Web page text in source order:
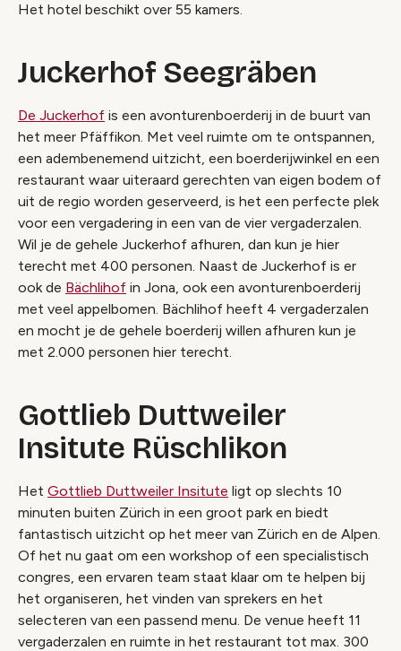
Het hotel beschikt over 55 kamers.
Juckerhof Seegräben
De Juckerhof is een avonturenboerderij in de buurt van
het meer Pfäffikon. Met veel ruimte om te ontspannen,
een adembenemend uitzicht, een boerderijwinkel en een
restaurant waar uiteraard gerechten van eigen bodem of
uit de regio worden geserveerd, is het een perfecte plek
voor een vergadering in een van de vier vergaderzalen.
Wil je de gehele Juckerhof afhuren, dan kun je hier
terecht met 400 personen. Naast de Juckerhof is er
ook de Bächlihof in Jona, ook een avonturenboerderij
met veel appelbomen. Bächlihof heeft 4 vergaderzalen
en mocht je de gehele boerderij willen afhuren kun je
met 2.000 personen hier terecht.
Gottlieb Duttweiler
Insitute Rüschlikon
Het Gottlieb Duttweiler Insitute ligt op slechts 10
minuten buiten Zürich in een groot park en biedt
fantastisch uitzicht op het meer van Zürich en de Alpen.
Of het nu gaat om een workshop of een specialistisch
congres, een ervaren team staat klaar om te helpen bij
het organiseren, het vinden van sprekers en het
selecteren van een passend menu. De venue heeft 11
vergaderzalen en ruimte in het restaurant tot max. 300